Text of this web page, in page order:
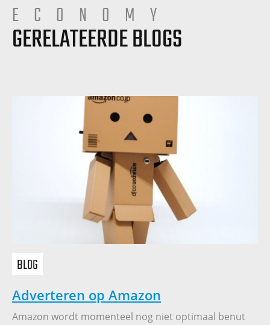
ECONOMY
GERELATEERDE BLOGS
BLOG
Adverteren op Amazon
Amazon wordt momenteel nog niet optimaal benut